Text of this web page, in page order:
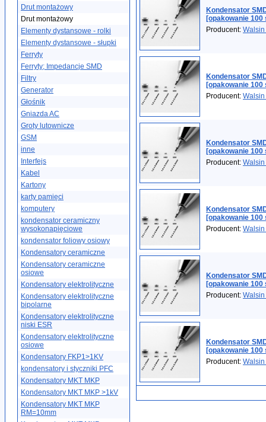
Drut montażowy
Drut montażowy
Elementy dystansowe - rolki
Elementy dystansowe - słupki
Ferryty
Ferryty; Impedancje SMD
Filtry
Generator
Głośnik
Gniazda AC
Groty lutownicze
GSM
inne
Interfejs
Kabel
Kartony
karty pamięci
komputery
kondensator ceramiczny
wysokonapięciowe
kondensator foliowy osiowy
Kondensatory ceramiczne
Kondensatory ceramiczne
osiowe
Kondensatory elektrolityczne
Kondensatory elektrolityczne
bipolarne
Kondensatory elektrolityczne
niski ESR
Kondensatory elektrolityczne
osiowe
Kondensatory FKP1>1KV
kondensatory i styczniki PFC
Kondensatory MKT MKP
Kondensatory MKT MKP >1kV
Kondensatory MKT MKP
RM=10mm
Kondensator
[opakowanie 100
Producent: Walsin
Kondensator
[opakowanie 100
Producent: Walsin
Kondensator
[opakowanie 100
Producent: Walsin
Kondensator
[opakowanie 100
Producent: Walsin
Kondensator
[opakowanie 100
Producent: Walsin
Kondensator
[opakowanie 100
Producent: Walsin